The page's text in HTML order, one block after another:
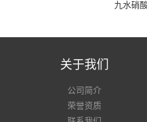
九水硝
关于我们
公司简介
荣誉资质